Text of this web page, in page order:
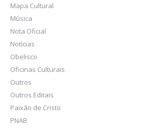
Mapa Cultural
Música
Nota Oficial
Notícias
Obelisco
Oficinas Culturais
Outros
Outros Editais
Paixão de Cristo
PNAB